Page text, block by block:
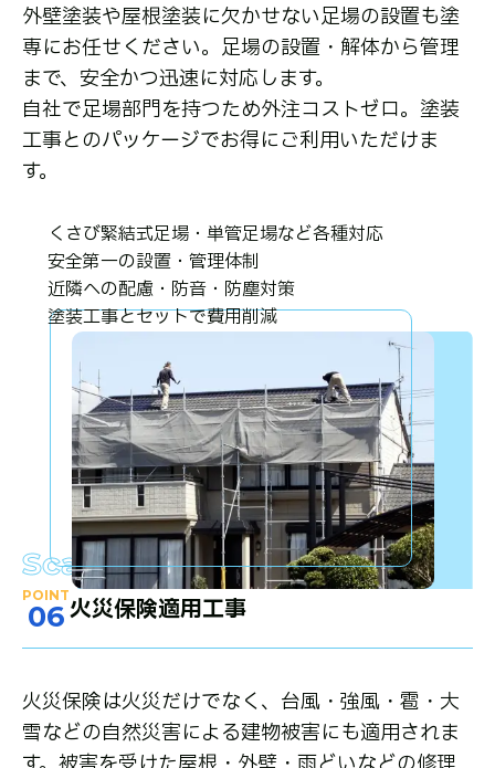
外壁塗装や屋根塗装に欠かせない足場の設置も塗
専にお任せください。足場の設置・解体から管理
まで、安全かつ迅速に対応します。
自社で足場部門を持つため外注コストゼロ。塗装
工事とのパッケージでお得にご利用いただけま
す。
くさび緊結式足場・単管足場など各種対応
安全第一の設置・管理体制
近隣への配慮・防音・防塵対策
塗装工事とセットで費用削減
Scaffolding
POINT
06火災保険適用工事
火災保険は火災だけでなく、台風・強風・雹・大
雪などの自然災害による建物被害にも適用されま